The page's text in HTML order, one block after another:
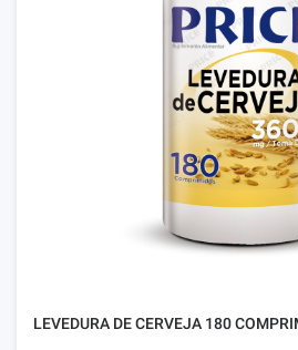
LEVEDURA DE CERVEJA 180